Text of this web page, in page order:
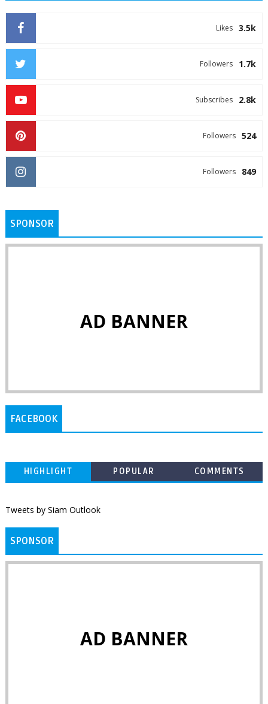
3.5k
Likes
1.7k
Followers
2.8k
Subscribes
524
Followers
849
Followers
SPONSOR
AD BANNER
FACEBOOK
HIGHLIGHT POPULAR COMMENTS
Tweets by Siam Outlook
SPONSOR
AD BANNER